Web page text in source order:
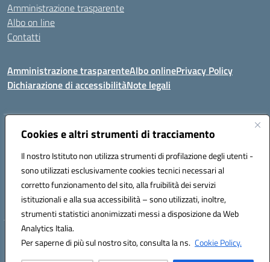
Cookies e altri strumenti di tracciamento
Il nostro Istituto non utilizza strumenti di profilazione degli utenti -
sono utilizzati esclusivamente cookies tecnici necessari al
corretto funzionamento del sito, alla fruibilità dei servizi
istituzionali e alla sua accessibilità – sono utilizzati, inoltre,
strumenti statistici anonimizzati messi a disposizione da Web
Analytics Italia.
Per saperne di più sul nostro sito, consulta la ns. Cookie Policy.
Amministrazione trasparente
Albo on line
Contatti
Amministrazione trasparenteAlbo onlinePrivacy Policy
Dichiarazione di accessibilitàNote legali
Indirizzo:Via Tirso, 07011 Bono (SS)
Posta elettronica certificata (PEC):ssic820006@pec.istruzione.it
Codice fiscale: 81000530907
Codice meccanografico:SSIC820006
Hosting & Powered by 3D Solution S.r.l.
Concept & Design by Designers Italia